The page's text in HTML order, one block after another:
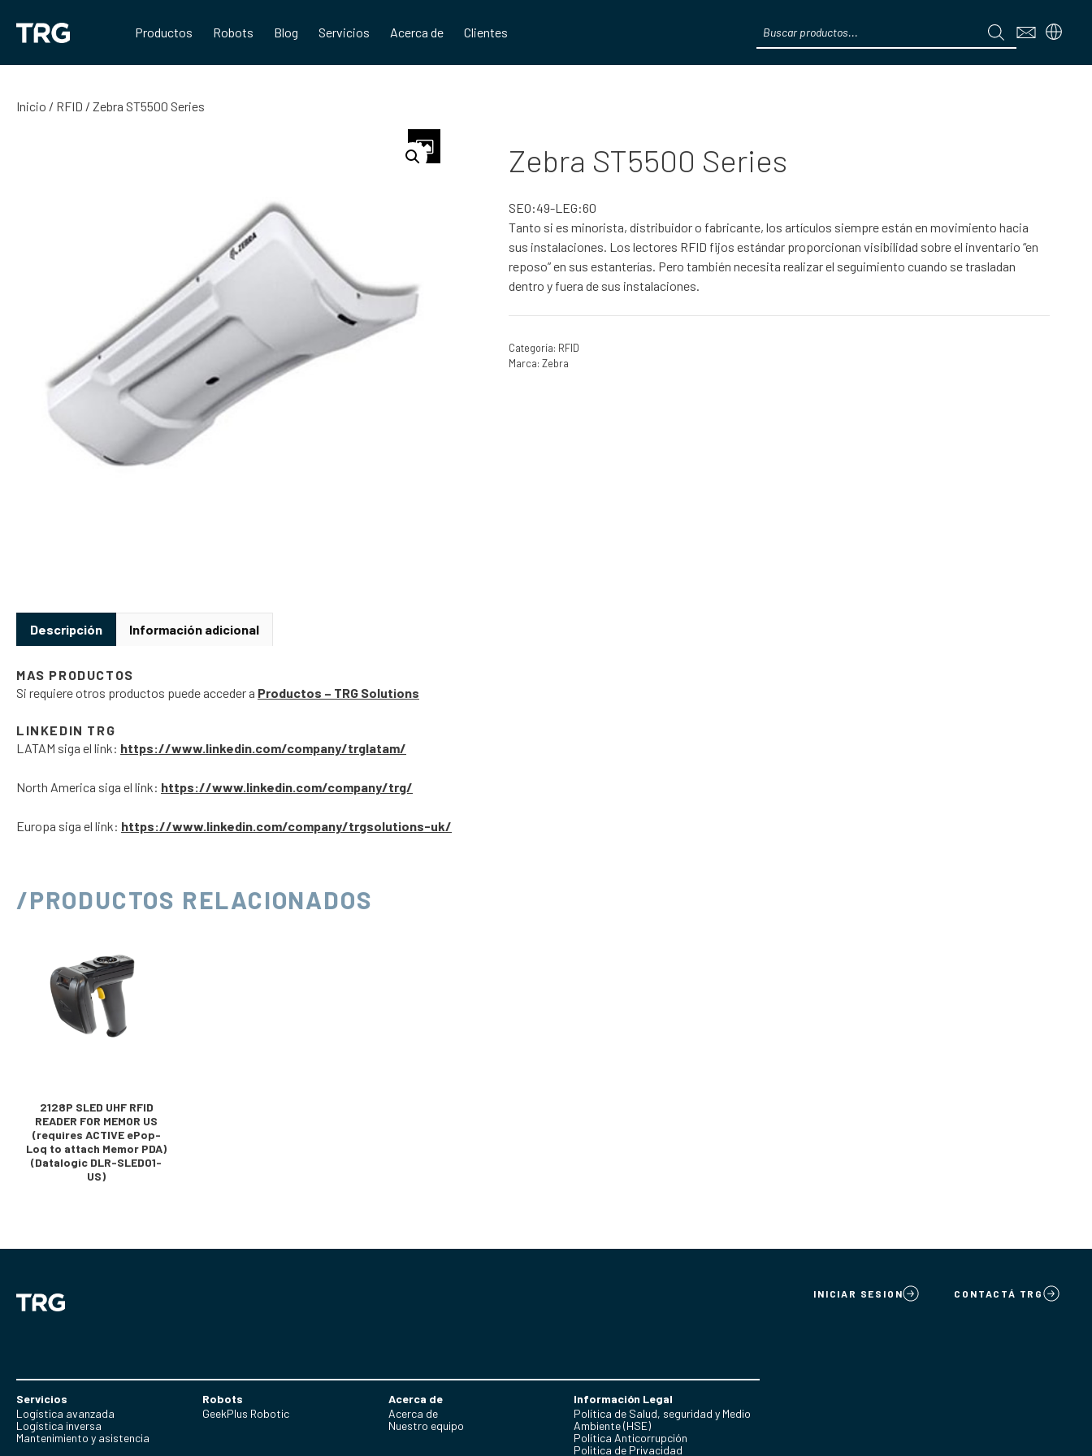
contenido
Productos Robots Blog Servicios Acerca de Clientes
search
Inicio / RFID / Zebra ST5500 Series
Zebra ST5500 Series
SEO:49-LEG:60
Tanto si es minorista, distribuidor o fabricante, los artículos siempre están en movimiento hacia
sus instalaciones. Los lectores RFID fijos estándar proporcionan visibilidad sobre el inventario “en
reposo” en sus estanterías. Pero también necesita realizar el seguimiento cuando se trasladan
dentro y fuera de sus instalaciones.
Categoría: RFID
Marca: Zebra
Descripción Información adicional
MAS PRODUCTOS
Si requiere otros productos puede acceder a Productos – TRG Solutions
LINKEDIN TRG
LATAM siga el link: https://www.linkedin.com/company/trglatam/
North America siga el link: https://www.linkedin.com/company/trg/
Europa siga el link: https://www.linkedin.com/company/trgsolutions-uk/
/PRODUCTOS RELACIONADOS
2128P SLED UHF RFID
READER FOR MEMOR US
(requires ACTIVE ePop-
Loq to attach Memor PDA)
(Datalogic DLR-SLED01-
US)
INICIAR SESION CONTACTÁ TRG
Servicios
Logística avanzada
Logística inversa
Mantenimiento y asistencia
Robots
GeekPlus Robotic
Acerca de
Acerca de
Nuestro equipo
Información Legal
Política de Salud, seguridad y Medio
Ambiente (HSE)
Política Anticorrupción
Politica de Privacidad